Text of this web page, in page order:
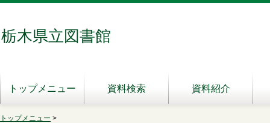
栃木県立図書館
トップメニュー 資料検索 資料紹介
トップメニュー >